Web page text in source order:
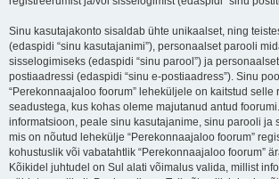
Sinu kasutajakonto sisaldab ühte unikaalset, ning
(edaspidi “sinu kasutajanimi”), personaalset parooli
sisselogimiseks (edaspidi “sinu parool”) ja
postiaadressi (edaspidi “sinu e-postiaadress”). Sinu
“Perekonnaajaloo foorum” leheküljele on kaitstud selle
seadustega, kus kohas oleme majutanud antud
informatsioon, peale sinu kasutajanime, sinu parooli ja
mis on nõutud lehekülje “Perekonnaajaloo foorum”
kohustuslik või vabatahtlik “Perekonnaajaloo foorum”
Kõikidel juhtudel on Sul alati võimalus valida, millist